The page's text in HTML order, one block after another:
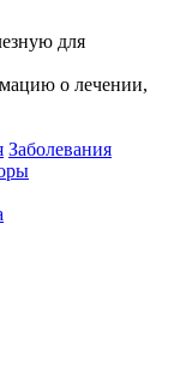
для
о лечении,
Заболевания